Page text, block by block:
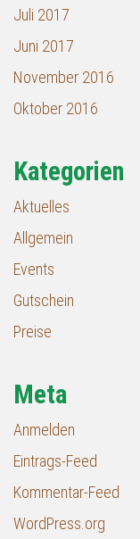
Juli 2017
Juni 2017
November 2016
Oktober 2016
Kategorien
Aktuelles
Allgemein
Events
Gutschein
Preise
Meta
Anmelden
Eintrags-Feed
Kommentar-Feed
WordPress.org